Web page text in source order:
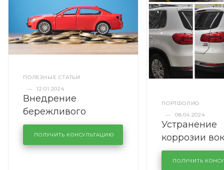
ПОЛЕЗНЫЕ СТАТЬИ
—
12.01.2024
Внедрение
бережливого
производства в
кузовном сервисе
KUTUZOVV
ПОЛУЧИТЬ КОНСУЛЬТАЦИЮ
ПОРТФОЛИО
—
08.04.2024
Устранение
коррозии
лобового
районе
ПОЛУЧИТЬ